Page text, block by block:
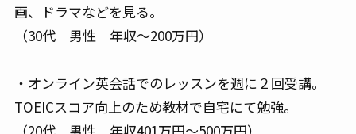
画、ドラマなどを見る。
（30代 男性 年収～200万円）
・オンライン英会話でのレッスンを週に２回受講。
TOEICスコア向上のため教材で自宅にて勉強。